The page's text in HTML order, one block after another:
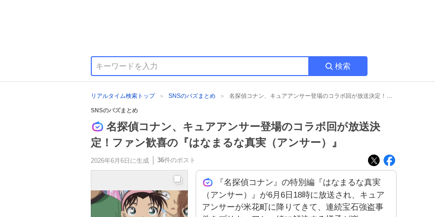
検索
リアルタイム検索トップ SNSのバズまとめ 名探偵コナン、キュアアンサー登場のコラボ回が放送決定！ファン歓喜の『はなまるな真実（アンサー）』
SNSのバズまとめ
名探偵コナン、キュアアンサー登場のコラボ回が放送決
定！ファン歓喜の『はなまるな真実（アンサー）』
2026年6月6日 に生成 36件のポスト
『名探偵コナン』の特別編『はなまるな真実
（アンサー）』が6月6日18時に放送され、キュア
アンサーが米花町に降りてきて、連続宝石強盗事